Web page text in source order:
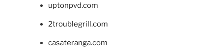
uptonpvd.com
2troublegrill.com
casateranga.com